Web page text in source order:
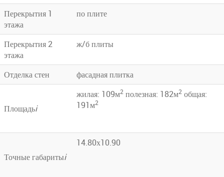
Перекрытия 1
этажа
по плите
Перекрытия 2
этажа
ж/б плиты
Отделка стен фасадная плитка
Площадьi
жилая: 109м2 полезная: 182м2 общая:
191м2
Точные габаритыi
14.80х10.90